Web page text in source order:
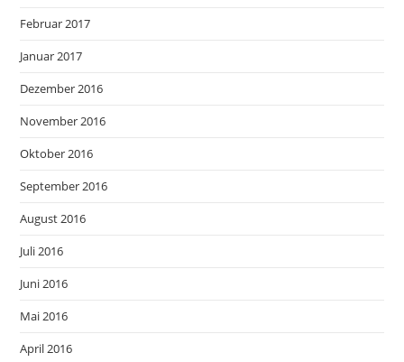
Februar 2017
Januar 2017
Dezember 2016
November 2016
Oktober 2016
September 2016
August 2016
Juli 2016
Juni 2016
Mai 2016
April 2016